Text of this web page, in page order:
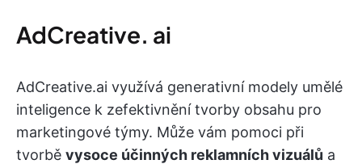
AdCreative. ai
AdCreative.ai využívá generativní modely umělé
inteligence k zefektivnění tvorby obsahu pro
marketingové týmy. Může vám pomoci při
tvorbě vysoce účinných reklamních vizuálů a